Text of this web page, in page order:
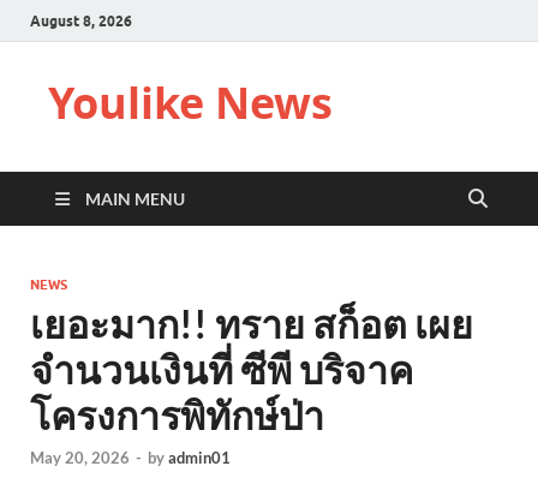
August 8, 2026
Youlike News
MAIN MENU
NEWS
เยอะมาก!! ทราย สก็อต เผย
จำนวนเงินที่ ซีพี บริจาค
โครงการพิทักษ์ป่า
May 20, 2026 - byadmin01